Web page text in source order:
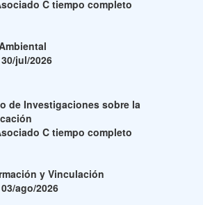
C tiempo completo
30/jul/2026
de Investigaciones sobre la
C tiempo completo
y Vinculación
03/ago/2026